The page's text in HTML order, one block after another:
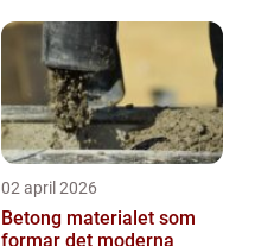
02 april 2026
Betong materialet som
formar det moderna